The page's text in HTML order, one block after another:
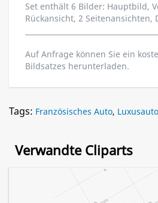
Set enthält 6 Bilder: Hauptbild,
Rückansicht, 2 Seitenansichten,
Auf Anfrage können Sie ein
Bildsatzes herunterladen.
Tags: Französisches Auto, Luxusauto
Verwandte Cliparts